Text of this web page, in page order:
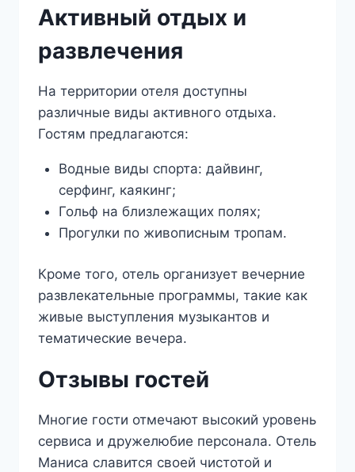
Активный отдых и
развлечения
На территории отеля доступны
различные виды активного отдыха.
Гостям предлагаются:
Водные виды спорта: дайвинг,
серфинг, каякинг;
Гольф на близлежащих полях;
Прогулки по живописным тропам.
Кроме того, отель организует вечерние
развлекательные программы, такие как
живые выступления музыкантов и
тематические вечера.
Отзывы гостей
Многие гости отмечают высокий уровень
сервиса и дружелюбие персонала. Отель
Маниса славится своей чистотой и